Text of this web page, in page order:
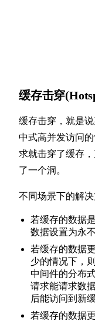
缓存击穿
缓存击穿，就是
中式高并发访问
求就击穿了缓存
了一个洞。
不同场景下的解决
若缓存的数据
数据设置为永不
若缓存的数据
少的情况下，
中间件的分布
请求能请求数
后能访问到新缓
若缓存的数据